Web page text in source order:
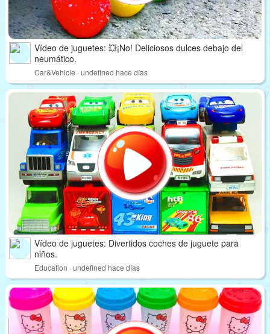
Vídeo de juguetes: 💥¡No! Deliciosos dulces debajo del
neumático.
Car&Vehicle · undefined hace días
Vídeo de juguetes: Divertidos coches de juguete para
niños.
Education · undefined hace días